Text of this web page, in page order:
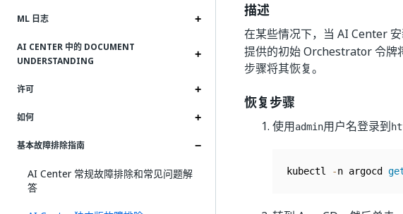
ML 日志
AI CENTER 中的 DOCUMENT
UNDERSTANDING
许可
如何
基本故障排除指南
AI Center 常规故障排除和常见问题解
答
描述
在某些情况下，当 AI Center
提供的初始 Orchestrator 令牌
步骤将其恢复。
恢复步骤
使用admin用户名登录到
kubectl -n argocd